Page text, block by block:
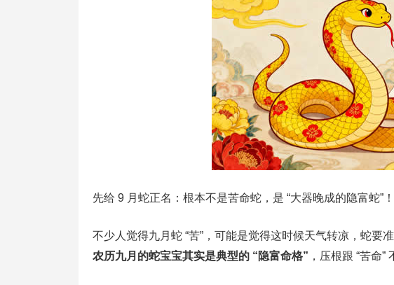
先给 9 月蛇正名：根本不是苦命蛇，是 “大器晚成的隐富蛇”！
不少人觉得九月蛇 “苦”，可能是觉得这时候天气转凉，蛇要
农历九月的蛇宝宝其实是典型的 “隐富命格” ，压根跟 “苦命”